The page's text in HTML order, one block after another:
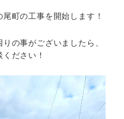
町の工事を開始します！
の事がございましたら、
ださい！